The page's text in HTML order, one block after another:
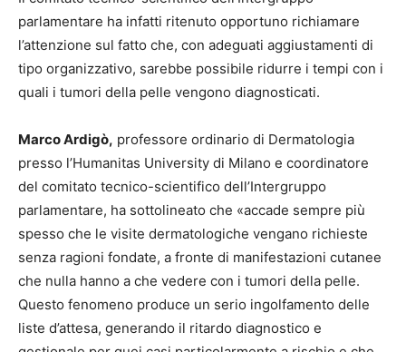
parlamentare ha infatti ritenuto opportuno richiamare
l’attenzione sul fatto che, con adeguati aggiustamenti di
tipo organizzativo, sarebbe possibile ridurre i tempi con i
quali i tumori della pelle vengono diagnosticati.
Marco Ardigò, professore ordinario di Dermatologia
presso l’Humanitas University di Milano e coordinatore
del comitato tecnico-scientifico dell’Intergruppo
parlamentare, ha sottolineato che «accade sempre più
spesso che le visite dermatologiche vengano richieste
senza ragioni fondate, a fronte di manifestazioni cutanee
che nulla hanno a che vedere con i tumori della pelle.
Questo fenomeno produce un serio ingolfamento delle
liste d’attesa, generando il ritardo diagnostico e